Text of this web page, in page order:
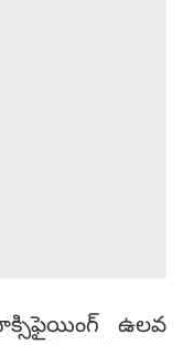
ఉలవ